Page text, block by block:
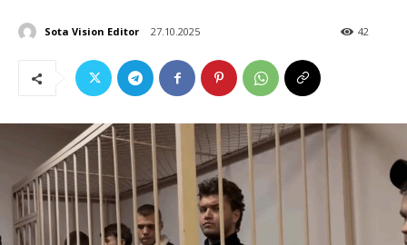
Sota Vision Editor 27.10.2025 42